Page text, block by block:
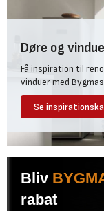
Døre og
Få inspiration til
vinduer med
Se
Bliv
rabat